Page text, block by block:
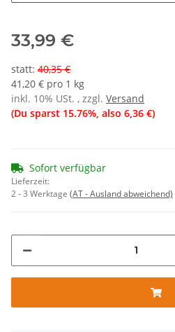
33,99 €
statt: 40,35 €
41,20 € pro 1 kg
inkl. 10% USt. , zzgl. Versand
(Du sparst 15.76%, also 6,36 €)
Sofort verfügbar
Lieferzeit:
2 - 3 Werktage (AT - Ausland abweichend)